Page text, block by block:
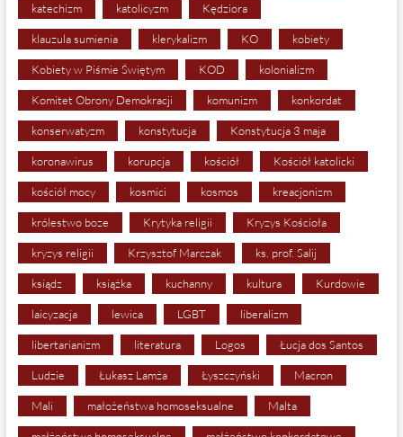
katechizm katolicyzm Kędziora
klauzula sumienia klerykalizm KO kobiety
Kobiety w Piśmie Świętym KOD kolonializm
Komitet Obrony Demokracji komunizm konkordat
konserwatyzm konstytucja Konstytucja 3 maja
koronawirus korupcja kościół Kościół katolicki
kościół mocy kosmici kosmos kreacjonizm
królestwo boze Krytyka religii Kryzys Kościoła
kryzys religii Krzysztof Marczak ks. prof. Salij
ksiądz książka kuchanny kultura Kurdowie
laicyzacja lewica LGBT liberalizm
libertarianizm literatura Logos Łucja dos Santos
Ludzie Łukasz Lamża Łyszczyński Macron
Mali małożeństwa homoseksualne Malta